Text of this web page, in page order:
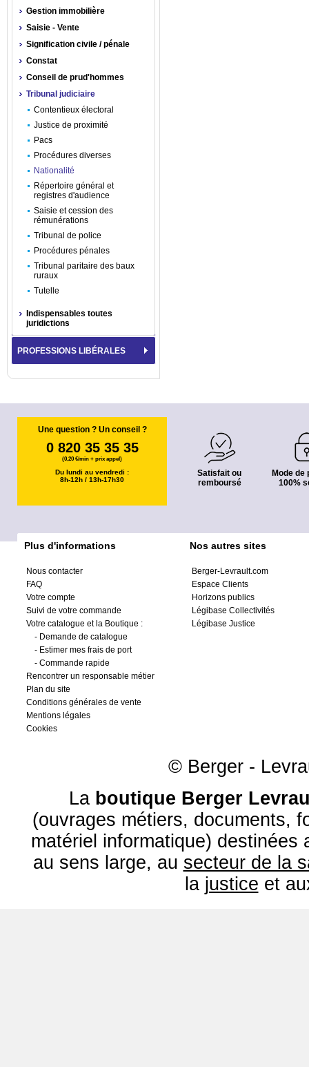
Gestion immobilière
Saisie - Vente
Signification civile / pénale
Constat
Conseil de prud'hommes
Tribunal judiciaire
Contentieux électoral
Justice de proximité
Pacs
Procédures diverses
Nationalité
Répertoire général et
registres d'audience
Saisie et cession des
rémunérations
Tribunal de police
Procédures pénales
Tribunal paritaire des baux
ruraux
Tutelle
Indispensables toutes
juridictions
PROFESSIONS LIBÉRALES
Une question ? Un conseil ?
0 820 35 35 35
(0,20 €/min + prix appel)
Du lundi au vendredi :
8h-12h / 13h-17h30
Satisfait ou
remboursé
Mode de
100%
Plus d'informations
Nous contacter
FAQ
Votre compte
Suivi de votre commande
Votre catalogue et la Boutique :
- Demande de catalogue
- Estimer mes frais de port
- Commande rapide
Rencontrer un responsable métier
Plan du site
Conditions générales de vente
Mentions légales
Cookies
Nos autres sites
Berger-Levrault.com
Espace Clients
Horizons publics
Légibase Collectivités
Légibase Justice
© Berger -
La boutique Berger
(ouvrages métiers, documents,
matériel informatique) destinées
au sens large, au secteur de la
la justice et